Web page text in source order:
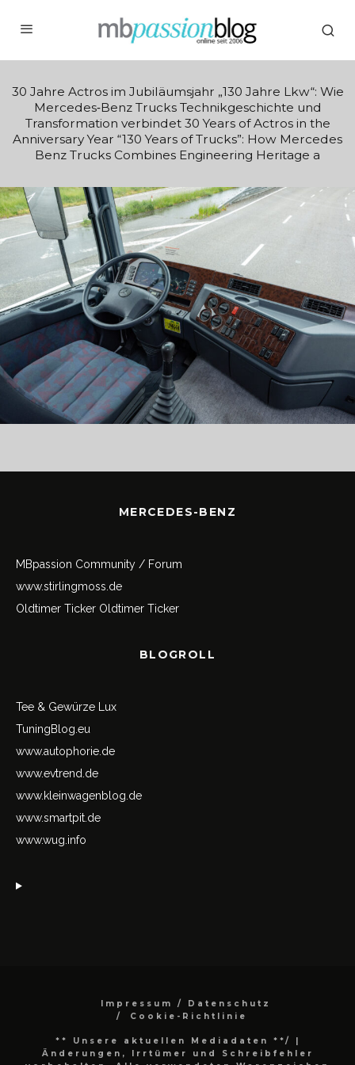
30 Jahre Actros im Jubiläumsjahr „130 Jahre Lkw“: Wie
Mercedes‑Benz Trucks Technikgeschichte und
Transformation verbindet 30 Years of Actros in the
Anniversary Year “130 Years of Trucks”: How Mercedes
Benz Trucks Combines Engineering Heritage a
MERCEDES-BENZ
MBpassion Community / Forum
www.stirlingmoss.de
Oldtimer Ticker Oldtimer Ticker
BLOGROLL
Tee & Gewürze Lux
TuningBlog.eu
www.autophorie.de
www.evtrend.de
www.kleinwagenblog.de
www.smartpit.de
www.wug.info
Impressum / Datenschutz
Cookie-Richtlinie
** Unsere aktuellen Mediadaten **/
|
Änderungen, Irrtümer und Schreibfehler